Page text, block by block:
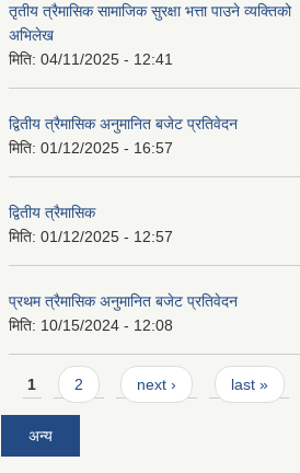
तृतीय त्रैमासिक सामाजिक सुरक्षा भत्ता पाउने व्यक्तिको
अभिलेख
मिति: 04/11/2025 - 12:41
द्वितीय त्रैमासिक अनुमानित बजेट प्रतिवेदन
मिति: 01/12/2025 - 16:57
द्वितीय त्रैमासिक
मिति: 01/12/2025 - 12:57
प्रथम त्रैमासिक अनुमानित बजेट प्रतिवेदन
मिति: 10/15/2024 - 12:08
Pages
1 2 next › last »
अन्य